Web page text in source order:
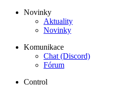
Novinky
Aktuality
Novinky
Komunikace
Chat (Discord)
Fórum
Control